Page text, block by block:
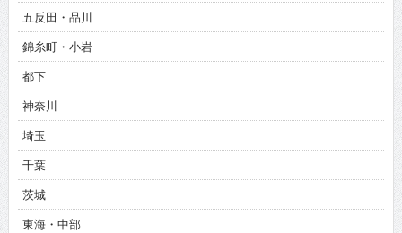
五反田・品川
錦糸町・小岩
都下
神奈川
埼玉
千葉
茨城
東海・中部